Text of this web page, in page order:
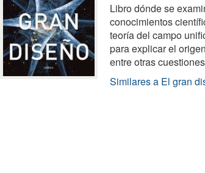
Libro dónde se
conocimientos
teoría del campo
para explicar el
entre otras
Similares a El gran